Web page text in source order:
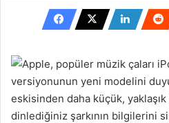
posta
göndermek
Apple, popüler müzik çaları
versiyonunun yeni modelini
eskisinden daha küçük,
dinlediğiniz şarkının bilgilerini